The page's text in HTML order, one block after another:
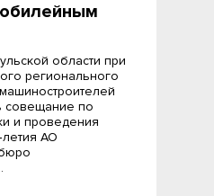
области при
регионального
совещание по
и проведения
АО